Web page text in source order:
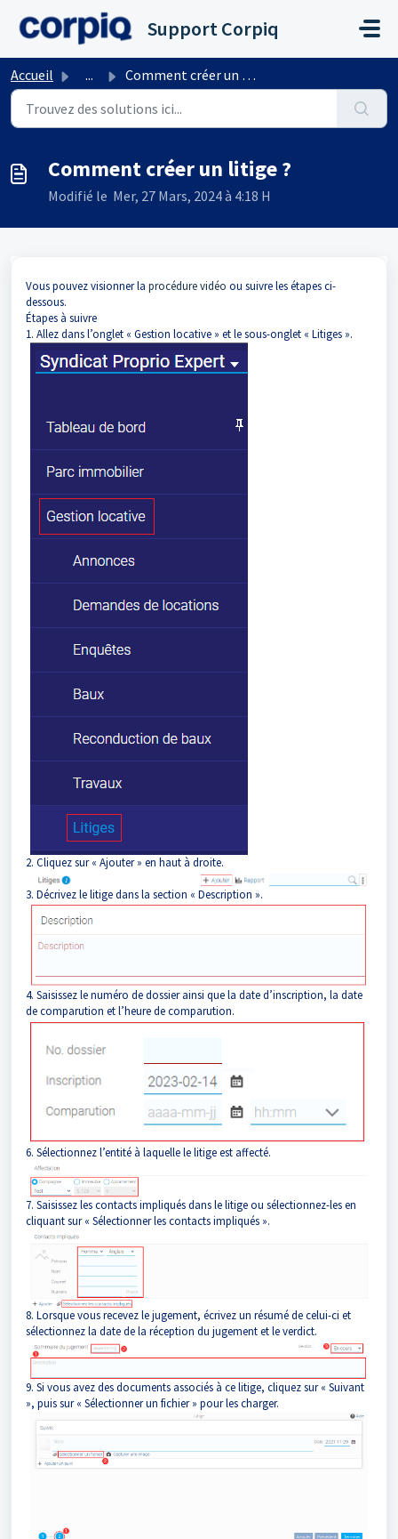
Passer au contenu principal
Support Corpiq
Accueil ... Comment créer un litige ?
Comment créer un litige ?
Modifié le Mer, 27 Mars, 2024 à 4:18 H
Vous pouvez visionner la procédure vidéo ou suivre les étapes ci-
dessous.
Étapes à suivre
1. Allez dans l’onglet « Gestion locative » et le sous-onglet « Litiges ».
2. Cliquez sur « Ajouter » en haut à droite.
3. Décrivez le litige dans la section « Description ».
4. Saisissez le numéro de dossier ainsi que la date d’inscription, la date
de comparution et l’heure de comparution.
6. Sélectionnez l’entité à laquelle le litige est affecté.
7. Saisissez les contacts impliqués dans le litige ou sélectionnez-les en
cliquant sur « Sélectionner les contacts impliqués ».
8. Lorsque vous recevez le jugement, écrivez un résumé de celui-ci et
sélectionnez la date de la réception du jugement et le verdict.
9. Si vous avez des documents associés à ce litige, cliquez sur « Suivant
», puis sur « Sélectionner un fichier » pour les charger.